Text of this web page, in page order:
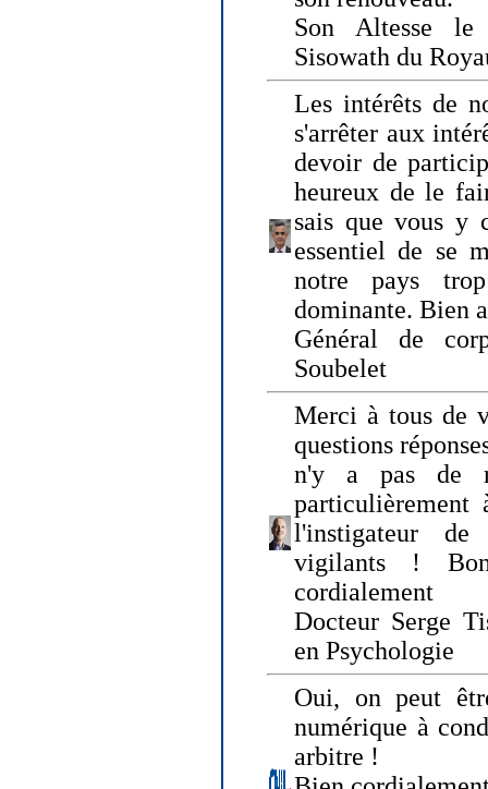
Son Altesse le
Sisowath du
Les intérêts de
s'arrêter aux
devoir de
heureux de le
sais que vous y
essentiel de se
notre pays
dominante. Bien
Général de
Soubelet
Merci à tous de
questions
n'y a pas de
l'instigateur de
vigilants !
cordialement
Docteur Serge
en Psychologie
Oui, on peut
numérique à
arbitre !